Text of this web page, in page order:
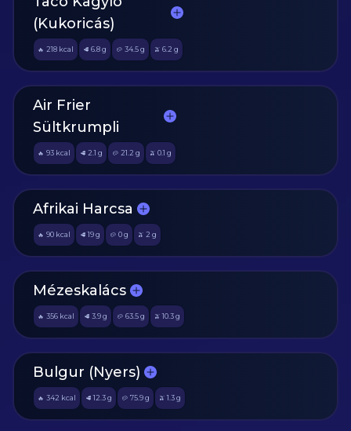
(Kukoricás)
🔥 218 kcal 🥩 6.8g 🥔 34.5 g 🫒 6.2 g
Air Frier
Sültkrumpli
🔥 93 kcal 🥩 2.1 g 🥔 21.2 g 🫒 0.1 g
Afrikai Harcsa
🔥 90 kcal 🥩 19g 🥔 0 g 🫒 2 g
Mézeskalács
🔥 356 kcal 🥩 3.9g 🥔 63.5 g 🫒 10.3g
Bulgur (Nyers)
🔥 342 kcal 🥩 12.3g 🥔 75.9 g 🫒 1.3g